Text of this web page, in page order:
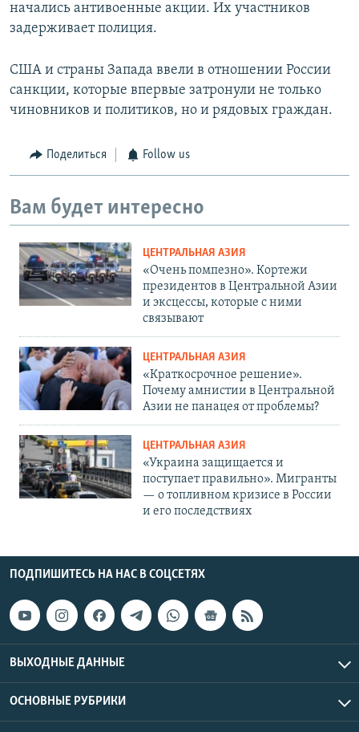
начались антивоенные акции. Их участников
задерживает полиция.
США и страны Запада ввели в отношении России
санкции, которые впервые затронули не только
чиновников и политиков, но и рядовых граждан.
Поделиться Follow us
Вам будет интересно
ЦЕНТРАЛЬНАЯ АЗИЯ
«Очень помпезно». Кортежи
президентов в Центральной Азии
и эксцессы, которые с ними
связывают
ЦЕНТРАЛЬНАЯ АЗИЯ
«Краткосрочное решение».
Почему амнистии в Центральной
Азии не панацея от проблемы?
ЦЕНТРАЛЬНАЯ АЗИЯ
«Украина защищается и
поступает правильно». Мигранты
— о топливном кризисе в России
и его последствиях
ПОДПИШИТЕСЬ НА НАС В СОЦСЕТЯХ
ВЫХОДНЫЕ ДАННЫЕ
ОСНОВНЫЕ РУБРИКИ